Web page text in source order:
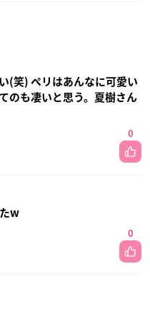
(笑) ペリはあんなに可愛い
のも凄いと思う。夏樹さん
0
w
0